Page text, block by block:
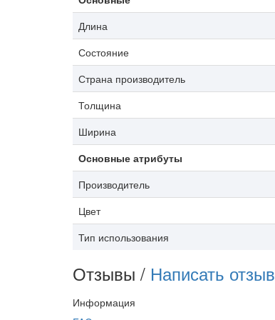
Длина
Состояние
Страна производитель
Толщина
Ширина
Основные атрибуты
Производитель
Цвет
Тип использования
Отзывы / Написать отзыв
Информация